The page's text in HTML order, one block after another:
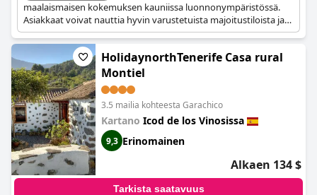
maalaismaisen kokemuksen kauniissa luonnonympäristössä.
Asiakkaat voivat nauttia hyvin varustetuista majoitustiloista ja
rauhallisesta ilmapiiristä.
HolidaynorthTenerife Casa rural
Montiel
3.5 mailia kohteesta Garachico
Kartano Icod de los Vinosissa
9,3 Erinomainen
Alkaen 134 $
Tarkista saatavuus